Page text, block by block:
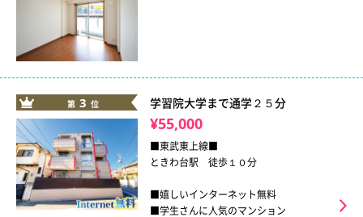
第 3 位 学習院大学まで通学２５分
¥55,000
■東武東上線■
ときわ台駅 徒歩１０分
■嬉しいインターネット無料
■学生さんに人気のマンション